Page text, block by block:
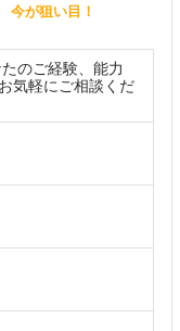
今が狙い目！
のご経験、能力
気軽にご相談くだ